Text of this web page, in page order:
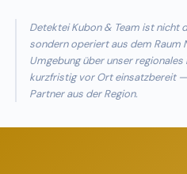
Detektei Kubon & Team ist nicht
sondern operiert aus dem Raum
Umgebung über unser
kurzfristig vor Ort einsatzbereit
Partner aus der Region.